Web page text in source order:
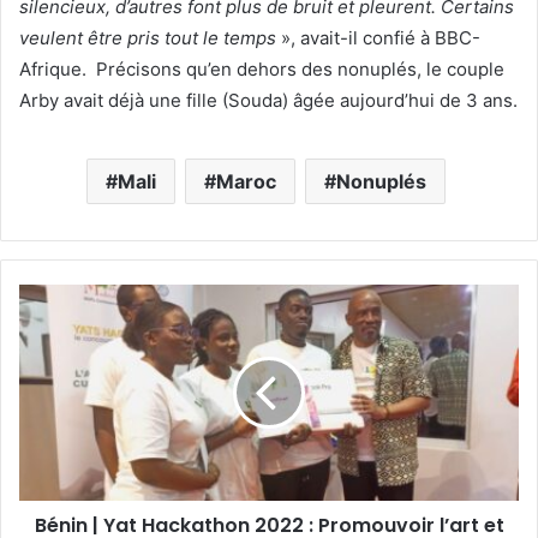
silencieux, d’autres font plus de bruit et pleurent. Certains
veulent être pris tout le temps », avait-il confié à BBC-
Afrique. Précisons qu’en dehors des nonuplés, le couple
Arby avait déjà une fille (Souda) âgée aujourd’hui de 3 ans.
Mali Maroc Nonuplés
Bénin | Yat Hackathon 2022 : Promouvoir l’art et